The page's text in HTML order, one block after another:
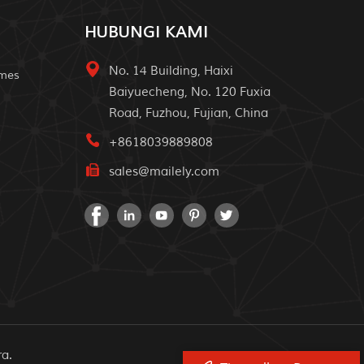
HUBUNGI KAMI
No. 14 Building, Haixi
Baiyuecheng, No. 120 Fuxia
Road, Fuzhou, Fujian, China
+8618039889808
sales@mailely.com